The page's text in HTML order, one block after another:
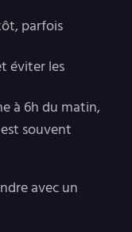
parfois
éviter les
à 6h du matin,
souvent
avec un